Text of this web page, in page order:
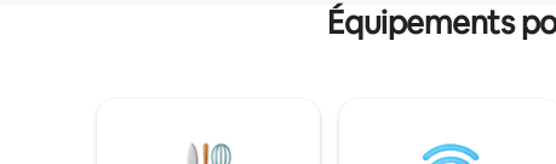
Équipements